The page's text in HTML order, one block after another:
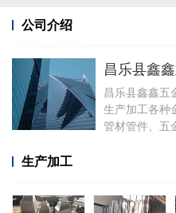
公司介绍
昌乐县鑫
昌乐县鑫鑫五
生产加工各种
管材管件、五
件、金属雨链
雨水斗、水簸
生产加工